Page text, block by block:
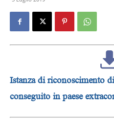
Istanza di riconoscimento
conseguito in paese